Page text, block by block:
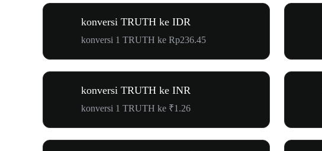
konversi TRUTH ke IDR
konversi 1 TRUTH ke Rp236.45
konversi TRUTH ke INR
konversi 1 TRUTH ke ₹1.26